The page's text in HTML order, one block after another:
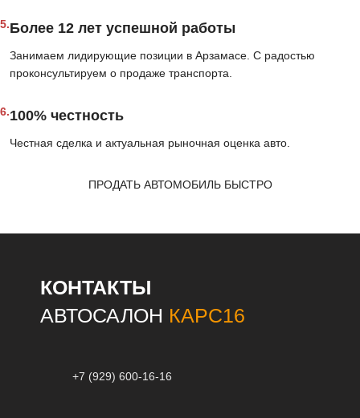
5.Более 12 лет успешной работы
Занимаем лидирующие позиции в Арзамасе. С радостью
проконсультируем о продаже транспорта.
6.100% честность
Честная сделка и актуальная рыночная оценка авто.
ПРОДАТЬ АВТОМОБИЛЬ БЫСТРО
КОНТАКТЫ
АВТОСАЛОН КАРС16
+7 (929) 600-16-16